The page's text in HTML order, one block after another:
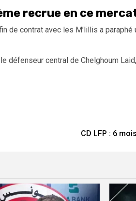
recrue en ce
de contrat avec les M’lillis a
défenseur central de Chelghoum
CD LFP : 6